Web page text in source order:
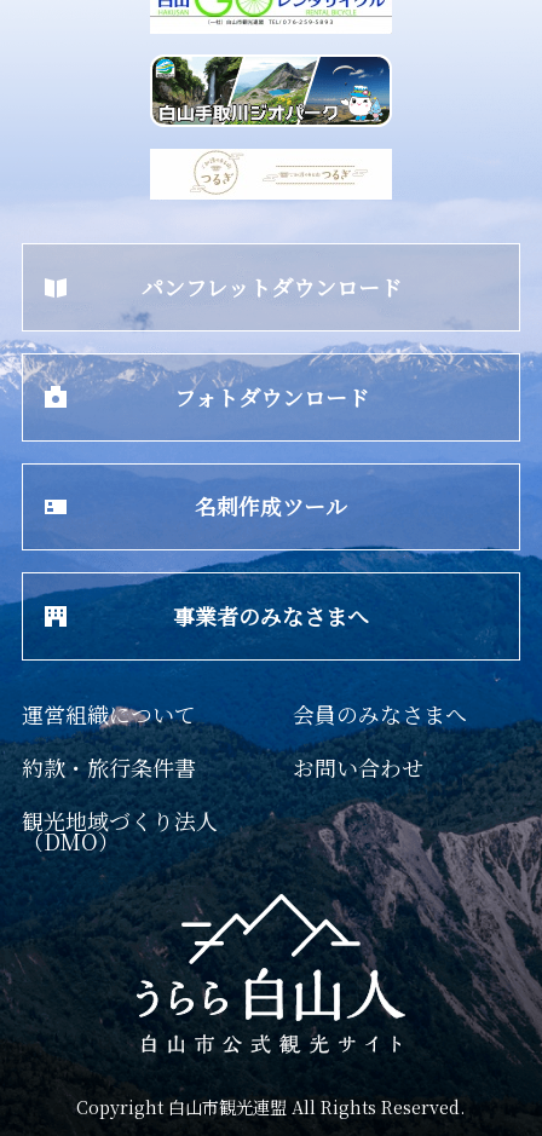
パンフレットダウンロード
フォトダウンロード
名刺作成ツール
事業者のみなさまへ
運営組織について
約款・旅行条件書
観光地域づくり法人
（DMO）
会員のみなさまへ
お問い合わせ
Copyright 白山市観光連盟 All Rights Reserved.